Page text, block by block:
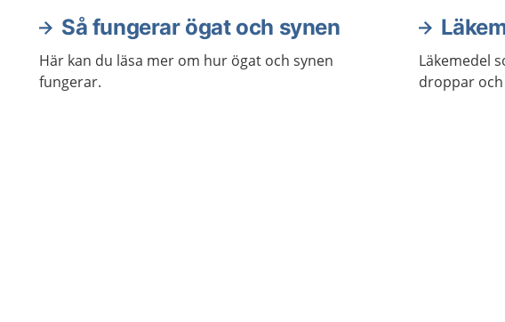
Så fungerar ögat och synen
Här kan du läsa mer om hur ögat och synen
fungerar.
Läkemedel
droppar och